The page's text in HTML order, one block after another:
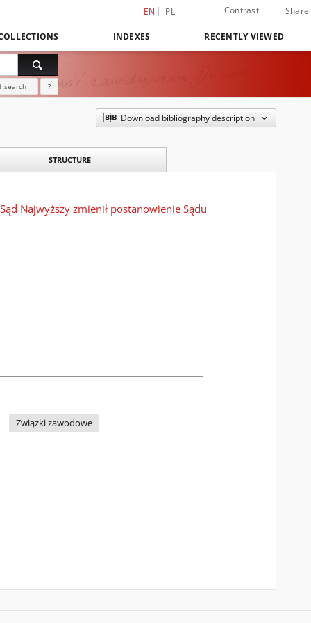
EN PL Contrast Share
INDEXES RECENTLY VIEWED
search ?
Download bibliography description
STRUCTURE
Najwyższy zmienił postanowienie Sądu
Związki zawodowe